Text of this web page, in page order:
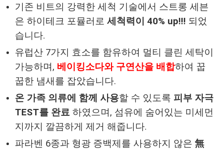
기존 비트의 강력한 세척 기술에서 스트롱 세븐
은 하이테크 포뮬러로 세척력이 40% up!!! 되었
습니다.
유럽산 7가지 효소를 함유하여 멀티 클린 세탁이
가능하며, 베이킹소다와 구연산을 배합하여 꿉
꿉한 냄새를 잡았습니다.
온 가족 의류에 함께 사용할 수 있도록 피부 자극
TEST를 완료 하였으며, 섬유에 숨어있는 미세먼
지까지 깔끔하게 제거 해줍니다.
파라벤 6종과 형광 증백제를 사용하지 않은 無